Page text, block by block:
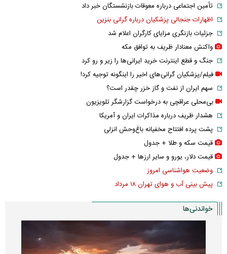
تأمین اجتماعی درباره معوقات بازنشستگان خبر داد
اظهارات جنجالی پزشکیان درباره گرانی بنزین
جزئیات بازنگری مزایای کارگران اعلام شد
واکنش معنادار ظریف به توافق مکه
جنگ و قطع اینترنت خرید ایرانی‌ها را زیر و رو کرد
فیلم/پزشکیان گرانی‌های اخیر را اینگونه توجیه کرد!
سهم ایران از نفت و گاز خزر چقدر است؟
بی‌محلی عراقچی به درخواست گزارشگر تلویزیون
هشدار ظریف درباره مذاکرات ایران و آمریکا
پشت پرده افتتاح مخفیانه باغ‌وحش انزلی
قیمت سکه و طلا + جدول
قیمت دلار، یورو و سایر ارز‌ها + جدول
وضعیت هواشناسی امروز
پیش بینی آب و هوای تهران ۱۸ مرداد
خواندنی‌ها